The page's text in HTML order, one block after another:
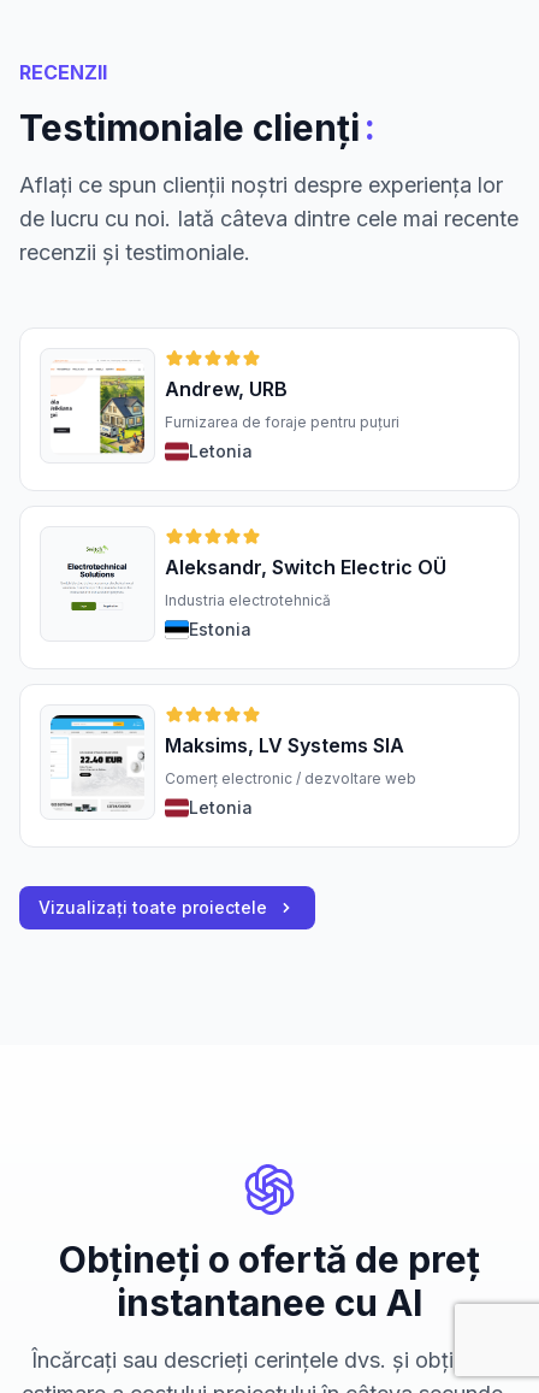
RECENZII
Testimoniale clienți:
Aflați ce spun clienții noștri despre experiența lor
de lucru cu noi. Iată câteva dintre cele mai recente
recenzii și testimoniale.
Andrew, URB
Furnizarea de foraje pentru puțuri
Letonia
Aleksandr, Switch Electric OÜ
Industria electrotehnică
Estonia
Maksims, LV Systems SIA
Comerț electronic / dezvoltare web
Letonia
Vizualizați toate proiectele
Obțineți o ofertă de preț
instantanee cu AI
Încărcați sau descrieți cerințele dvs. și obțineți o